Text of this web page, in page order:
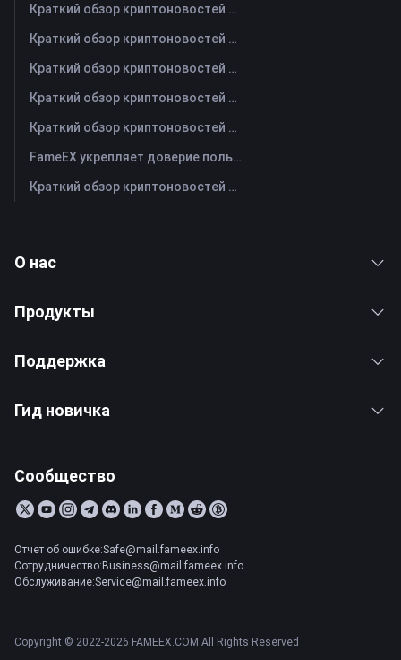
Краткий обзор криптоновостей FameEX за сегодня | 4 августа 2026 г
Краткий обзор криптоновостей FameEX за сегодня | 3 августа 2026 г
Краткий обзор криптоновостей FameEX за сегодня | 31 июля 2026 г
Краткий обзор криптоновостей FameEX за сегодня | 30 июля 2026 г
Краткий обзор криптоновостей FameEX за сегодня | 29 июля 2026 г
FameEX укрепляет доверие пользователей благодаря восьми годам стабильной работы и глобальному росту
Краткий обзор криптоновостей FameEX за сегодня | 28 июля 2026 г
О нас
Продукты
Поддержка
Гид новичка
Сообщество
Отчет об ошибке:Safe@mail.fameex.info
Сотрудничество:Business@mail.fameex.info
Обслуживание:Service@mail.fameex.info
Copyright © 2022-2026 FAMEEX.COM All Rights Reserved